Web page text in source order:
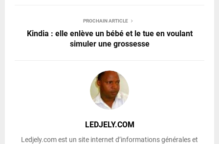
PROCHAIN ARTICLE
Kindia : elle enlève un bébé et le tue en voulant
simuler une grossesse
LEDJELY.COM
Ledjely.com est un site internet d’informations générales et